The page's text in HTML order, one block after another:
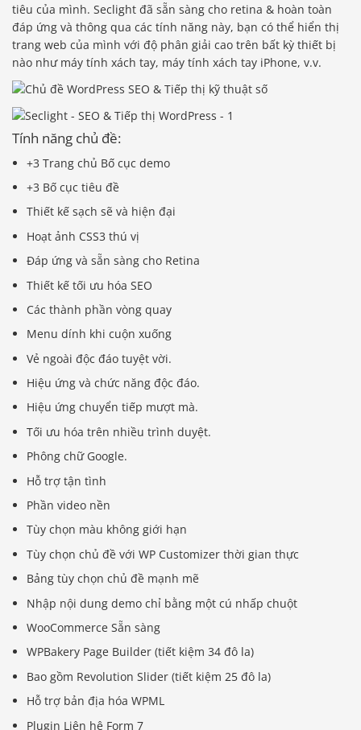
tiêu của mình. Seclight đã sẵn sàng cho retina & hoàn toàn
đáp ứng và thông qua các tính năng này, bạn có thể hiển thị
trang web của mình với độ phân giải cao trên bất kỳ thiết bị
nào như máy tính xách tay, máy tính xách tay iPhone, v.v.
Tính năng chủ đề:
+3 Trang chủ Bố cục demo
+3 Bố cục tiêu đề
Thiết kế sạch sẽ và hiện đại
Hoạt ảnh CSS3 thú vị
Đáp ứng và sẵn sàng cho Retina
Thiết kế tối ưu hóa SEO
Các thành phần vòng quay
Menu dính khi cuộn xuống
Vẻ ngoài độc đáo tuyệt vời.
Hiệu ứng và chức năng độc đáo.
Hiệu ứng chuyển tiếp mượt mà.
Tối ưu hóa trên nhiều trình duyệt.
Phông chữ Google.
Hỗ trợ tận tình
Phần video nền
Tùy chọn màu không giới hạn
Tùy chọn chủ đề với WP Customizer thời gian thực
Bảng tùy chọn chủ đề mạnh mẽ
Nhập nội dung demo chỉ bằng một cú nhấp chuột
WooCommerce Sẵn sàng
WPBakery Page Builder (tiết kiệm 34 đô la)
Bao gồm Revolution Slider (tiết kiệm 25 đô la)
Hỗ trợ bản địa hóa WPML
Plugin Liên hệ Form 7